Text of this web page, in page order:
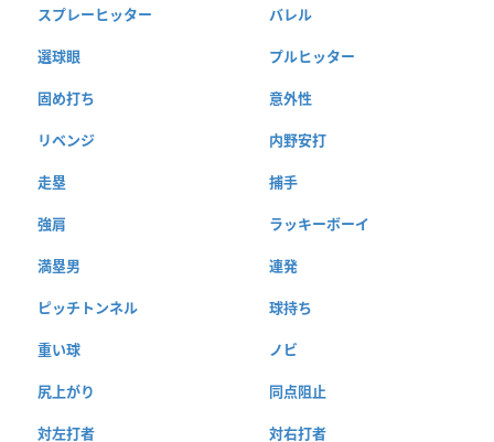
スプレーヒッター バレル
選球眼 プルヒッター
固め打ち 意外性
リベンジ 内野安打
走塁 捕手
強肩 ラッキーボーイ
満塁男 連発
ピッチトンネル 球持ち
重い球 ノビ
尻上がり 同点阻止
対左打者 対右打者